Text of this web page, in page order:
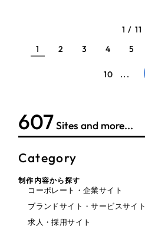
623 Sites and more...
Category
制作内容から探す
コーポレート・企業サイト
ブランドサイト・サービスサイト
求人・採用サイト
1 / 11
1
2 3 4 5
10 ...